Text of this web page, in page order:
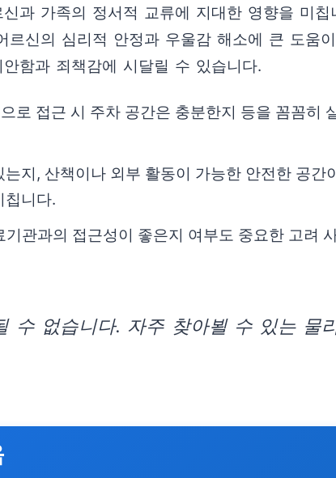
과 가족의 정서적 교류에 지대한 영향을 미
신의 심리적 안정과 우울감 해소에 큰 도움
함과 죄책감에 시달릴 수 있습니다.
로 접근 시 주차 공간은 충분한지 등을 꼼꼼히
지, 산책이나 외부 활동이 가능한 안전한 공
칩니다.
관과의 접근성이 좋은지 여부도 중요한 고려
수 없습니다. 자주 찾아뵐 수 있는 물